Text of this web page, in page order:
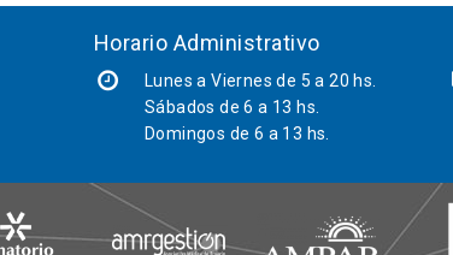
Horario Administrativo
Lunes a Viernes de 5 a 20 hs.
Sábados de 6 a 13 hs.
Domingos de 6 a 13 hs.